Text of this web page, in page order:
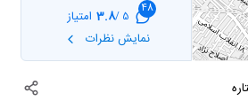
48
5 /
3.8 امتیاز
نمایش نظرات